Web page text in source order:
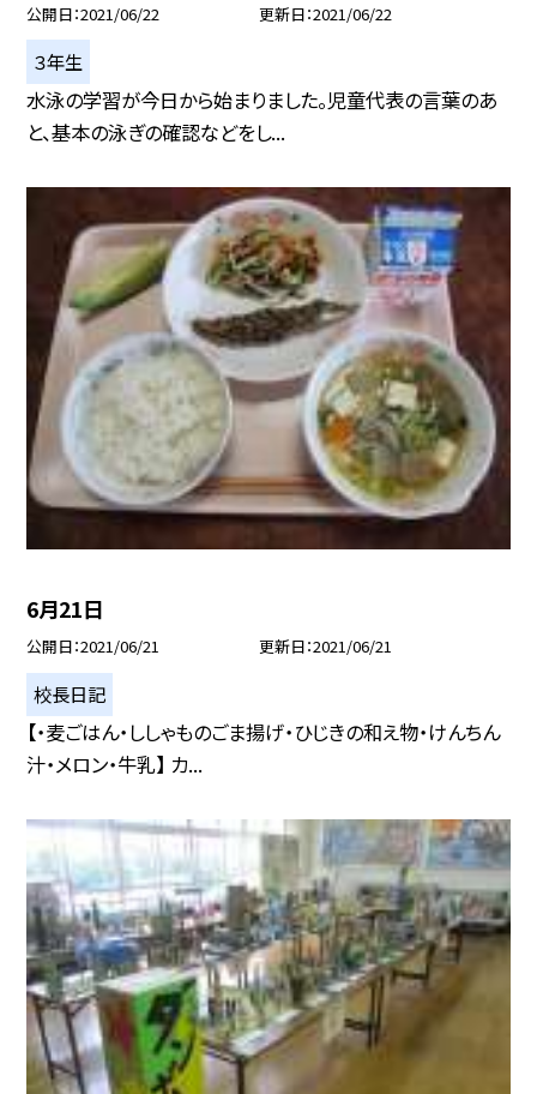
公開日 2021/06/22 更新日 2021/06/22
３年生
水泳の学習が今日から始まりました。児童代表の言葉のあ
と、基本の泳ぎの確認などをし...
6月21日
公開日 2021/06/21 更新日 2021/06/21
校長日記
【・麦ごはん・ししゃものごま揚げ・ひじきの和え物・けんちん
汁・メロン・牛乳】 カ...